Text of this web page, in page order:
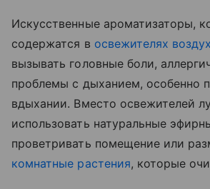
Искусственные ароматизаторы,
содержатся в освежителях
вызывать головные боли,
проблемы с дыханием, особенно
вдыхании. Вместо освежителей
использовать натуральные
проветривать помещение или
комнатные растения, которые